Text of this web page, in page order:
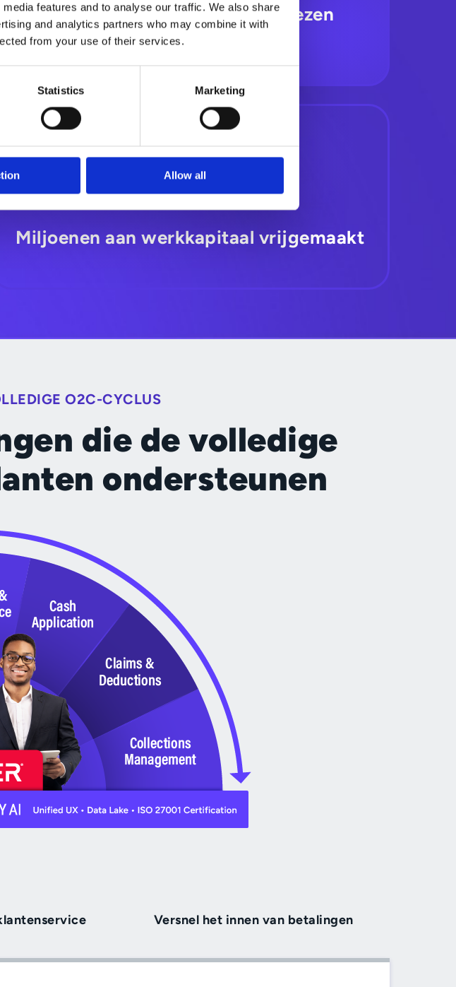
features and to analyse our traffic. We also share
and analytics partners who may combine it with
from your use of their services.
Statistics Marketing
Allow all
Tot 95% minder niet-toegewezen
betalingen
Miljoenen aan werkkapitaal vrijgemaakt
O2C-CYCLUS
die de volledige
ondersteunen
Versnel het innen van betalingen